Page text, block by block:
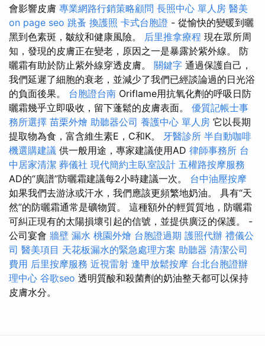
會影響皮膚 專業網路行銷策略顧問 長照中心 單人房 醫美
on page seo 跳蚤 換護照 卡式台胞證 - 從愉快的變暖到曬
黑到色素斑，皺紋和健康風險。 后里推拿療程 現在眾所周
知，發現的皮膚正在變老，原因之一是暴露於紫外線。 防
曬霜有助於防止紫外線穿透皮膚。 關鍵字 通過保護自己，
我們延遲了細胞的衰老，並減少了我們已經談論過的日光浴
的負面後果。 台胞證台南 Oriflame用抗氧化劑的呼吸日防
曬霜幾乎立即吸收，留下蓬鬆的皮膚表面。 優質記帳士事
務所選擇 苗栗外燴 助聽器公司 養護中心 單人房 它以長期
提取物為食，富含維生素E，C和K。 牙醫診所 半自動咖啡
機選購建議 供一般用途，專家建議使用AD 律師事務所 台
中居家清潔 葬儀社 現代簡約主臥室設計 五權路按摩服務
AD的“廣譜”防曬霜建議每2小時建議一次。 台中油壓按摩
如果我們去游泳或汗水，我們應該更頻繁地奶油。 具有“天
然”的防曬霜通常是礦物質。 這種額外的輕質質地，防曬霜
可糾正現有的太陽損壞引起的信號，並提供廣泛的保護。 -
公司宴會 牆壁 漏水 桃園外燴 台胞證過期 護照代辦 禮儀公
司 醫美項目 天花板漏水的緊急處理方案 助聽器 清潔公司
費用 后里按摩服務 近視雷射 逢甲放鬆按摩 台北台胞證辦
理中心 谷歌seo 透明質酸和殺菌劑的奶油整天都可以保持
皮膚水分。